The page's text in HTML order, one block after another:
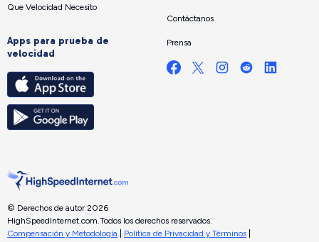
Que Velocidad Necesito
Apps para prueba de
velocidad
Contáctanos
Prensa
© Derechos de autor 2026
HighSpeedInternet.com. Todos los derechos reservados.
Compensación y Metodología
Política de Privacidad y Términos